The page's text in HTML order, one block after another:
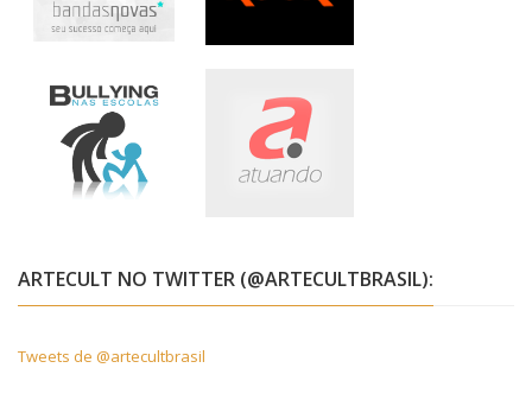
ARTECULT NO TWITTER (@ARTECULTBRASIL):
Tweets de @artecultbrasil